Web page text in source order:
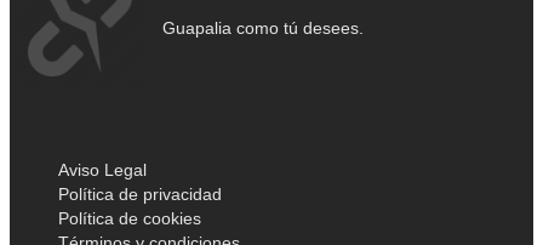
Guapalia como tú desees.
Aviso Legal
Política de privacidad
Política de cookies